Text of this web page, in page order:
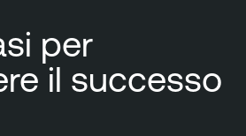
per
il successo